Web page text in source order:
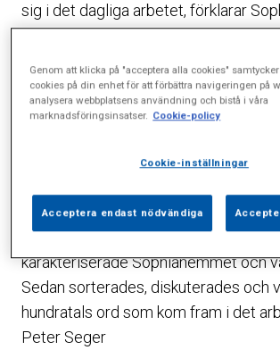
sig i det dagliga arbetet, förklarar
vd Peter Seger.
För att värdegrunden skulle bli ett
redskap i vardagen valde ledningen
medarbetarna i projektet. Under
alla delar av verksamheten för att
–Vi började bokstavligen med ett vitt
deltagare fick skriva ned ord som de
karakteriserade Sophiahemmet och
Sedan sorterades, diskuterades och
hundratals ord som kom fram i det
Peter Seger
Genom att klicka på "acceptera alla cookies"
cookies på din enhet för att förbättra navigeringen på
analysera webbplatsens användning och bistå i våra
marknadsföringsinsatser. Cookie-policy
Cookie-inställningar
Acceptera endast nödvändiga